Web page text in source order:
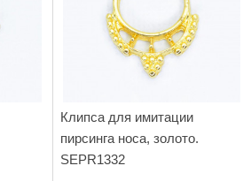
Клипса для имитации
пирсинга носа, золото.
SEPR1332